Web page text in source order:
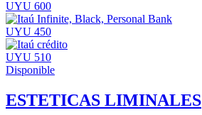
UYU 600
UYU 450
UYU 510
Disponible
ESTETICAS LIMINALES